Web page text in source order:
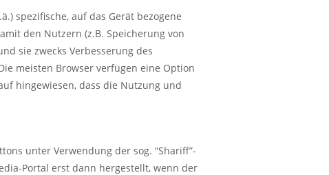
spezifische, auf das Gerät bezogene
den Nutzern (z.B. Speicherung von
sie zwecks Verbesserung des
meisten Browser verfügen eine Option
hingewiesen, dass die Nutzung und
unter Verwendung der sog. “Shariff”-
Portal erst dann hergestellt, wenn der